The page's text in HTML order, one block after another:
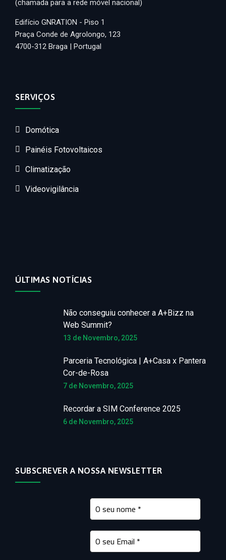
(chamada para a rede móvel nacional)
Edifício GNRATION - Piso 1
Praça Conde de Agrolongo, 123
4700-312 Braga | Portugal
SERVIÇOS
Domótica
Painéis Fotovoltaicos
Climatização
Videovigilância
ÚLTIMAS NOTÍCIAS
Não conseguiu conhecer a A+Bizz na
Web Summit?
13 de Novembro, 2025
Parceria Tecnológica | A+Casa x Pantera
Cor-de-Rosa
7 de Novembro, 2025
Recordar a SIM Conference 2025
6 de Novembro, 2025
SUBSCREVER A NOSSA NEWSLETTER